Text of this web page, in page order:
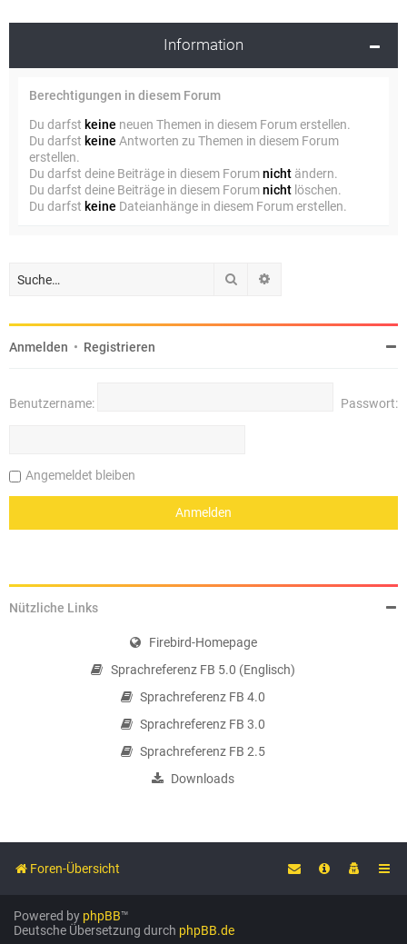
Information
Berechtigungen in diesem Forum
Du darfst keine neuen Themen in diesem Forum erstellen.
Du darfst keine Antworten zu Themen in diesem Forum
erstellen.
Du darfst deine Beiträge in diesem Forumnicht ändern.
Du darfst deine Beiträge in diesem Forumnicht löschen.
Du darfst keine Dateianhänge in diesem Forum erstellen.
Suche
Anmelden • Registrieren
Benutzername: Passwort:
Angemeldet bleiben
Nützliche Links
Firebird-Homepage
Sprachreferenz FB 5.0 (Englisch)
Sprachreferenz FB 4.0
Sprachreferenz FB 3.0
Sprachreferenz FB 2.5
Downloads
Foren-Übersicht
Powered by phpBB™
Deutsche Übersetzung durch phpBB.de